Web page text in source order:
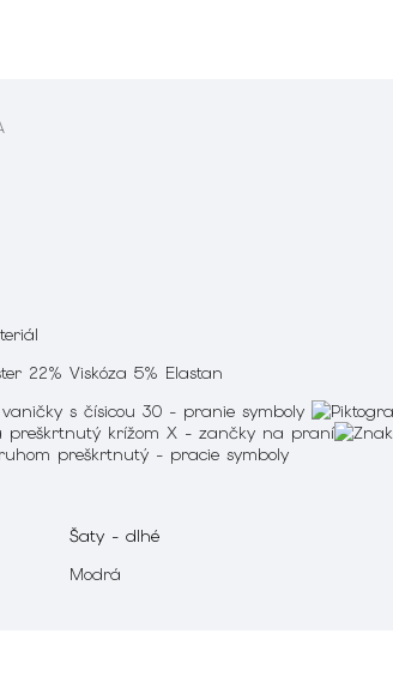
22% Viskóza 5% Elastan
Šaty - dlhé
Modrá